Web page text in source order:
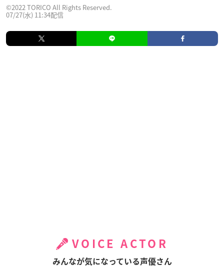
©2022 TORICO All Rights Reserved.
07/27(水) 11:34配信
VOICE ACTOR
みんなが気になっている声優さん